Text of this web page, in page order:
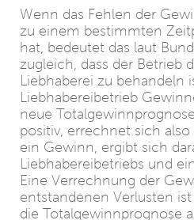
Wenn das Fehlen der
zu einem bestimmten
hat, bedeutet das laut
zugleich, dass der Betrieb
Liebhaberei zu behandeln
Liebhabereibetrieb
neue
positiv, errechnet sich
ein Gewinn, ergibt sich
Liebhabereibetriebs und
Eine Verrechnung der
entstandenen Verlusten
die Totalgewinnprognose